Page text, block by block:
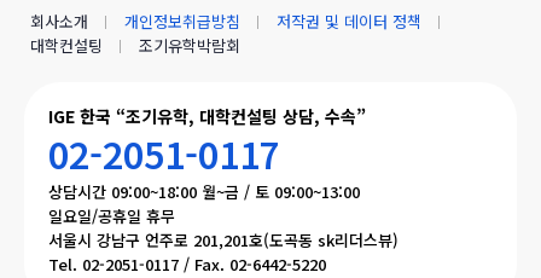
IGE 한국 “조기유학, 대학컨설팅 상담, 수속”
02-2051-0117
상담시간 09:00~18:00 월~금 / 토 09:00~13:00
일요일/공휴일 휴무
서울시 강남구 언주로 201,201호(도곡동 sk리더스뷰)
Tel. 02-2051-0117 / Fax. 02-6442-5220
회사소개 개인정보취급방침
저작권 및 데이터 정책
대학컨설팅
조기유학박람회